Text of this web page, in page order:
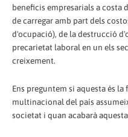
beneficis empresarials a costa
de carregar amb part dels
d'ocupació), de la destrucció
precarietat laboral en un els
creixement.
Ens preguntem si aquesta és
multinacional del país
societat i quan acabarà